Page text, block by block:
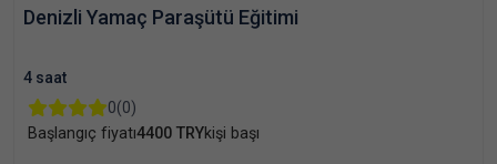
Denizli Yamaç Paraşütü Eğitimi
4 saat
0(0)
Başlangıç fiyatı4400 TRYkişi başı